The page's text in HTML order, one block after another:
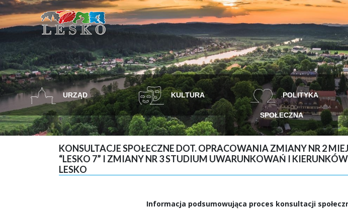
URZĄD KULTURA POLITYKA
SPOŁECZNA
KONSULTACJE SPOŁECZNE DOT. OPRACOWANIA ZMIANY NR 2
“LESKO 7” I ZMIANY NR 3 STUDIUM UWARUNKOWAŃ I
LESKO
Informacja podsumowująca proces konsultacji